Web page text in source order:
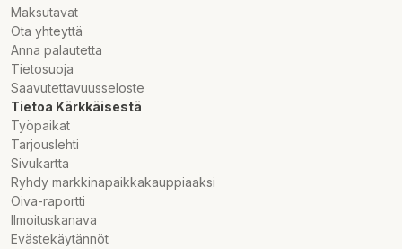
Maksutavat
Ota yhteyttä
Anna palautetta
Tietosuoja
Saavutettavuusseloste
Tietoa Kärkkäisestä
Työpaikat
Tarjouslehti
Sivukartta
Ryhdy markkinapaikkakauppiaaksi
Oiva-raportti
Ilmoituskanava
Evästekäytännöt